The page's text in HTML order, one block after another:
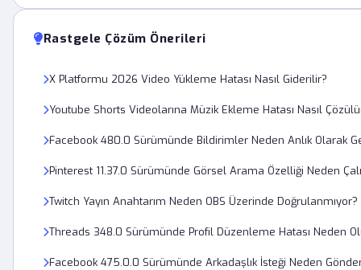
Rastgele Çözüm Önerileri
X Platformu 2026 Video Yükleme Hatası Nasıl Giderilir?
Youtube Shorts Videolarına Müzik Ekleme Hatası Nasıl
Facebook 480.0 Sürümünde Bildirimler Neden Anlık Olarak
Pinterest 11.37.0 Sürümünde Görsel Arama Özelliği Neden
Twitch Yayın Anahtarım Neden OBS Üzerinde Doğrulanmıyor?
Threads 348.0 Sürümünde Profil Düzenleme Hatası Neden
Facebook 475.0.0 Sürümünde Arkadaşlık İsteği Neden